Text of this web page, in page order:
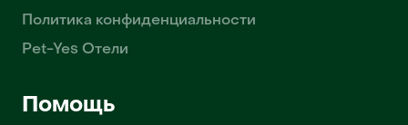
Политика конфиденциальности
Pet-Yes Отели
Помощь